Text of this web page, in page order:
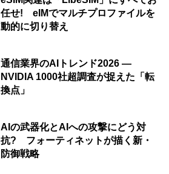
任せ! eIMでマルチプロファイルを
動的に切り替え
通信業界のAIトレンド2026 ―
NVIDIA 1000社超調査が捉えた「転
換点」
AIの武器化とAIへの攻撃にどう対
抗? フォーティネットが描く新・
防御戦略